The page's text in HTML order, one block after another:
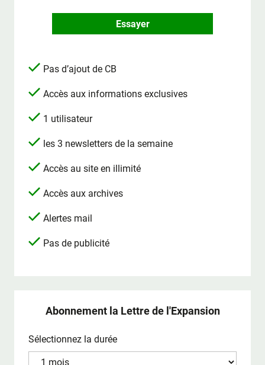
Essayer
Pas d’ajout de CB
Accès aux informations exclusives
1 utilisateur
les 3 newsletters de la semaine
Accès au site en illimité
Accès aux archives
Alertes mail
Pas de publicité
Abonnement la Lettre de l'Expansion
Sélectionnez la durée